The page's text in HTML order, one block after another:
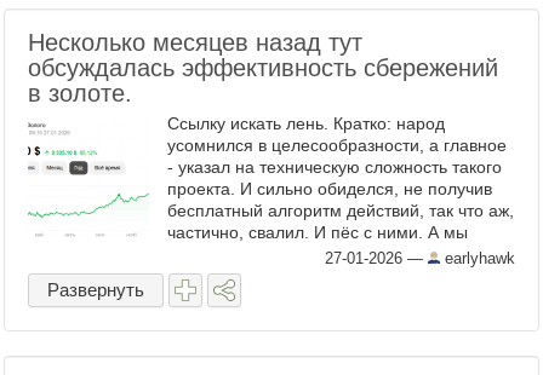
Несколько месяцев назад тут
обсуждалась эффективность сбережений
в золоте.
Ссылку искать лень. Кратко: народ
усомнился в целесообразности, а главное
- указал на техническую сложность такого
проекта. И сильно обиделся, не получив
бесплатный алгоритм действий, так что аж,
частично, свалил. И пёс с ними. А мы
давайте посмотрим весёлую картинку:
Выше 5. ...
27-01-2026 — earlyhawk
Развернуть